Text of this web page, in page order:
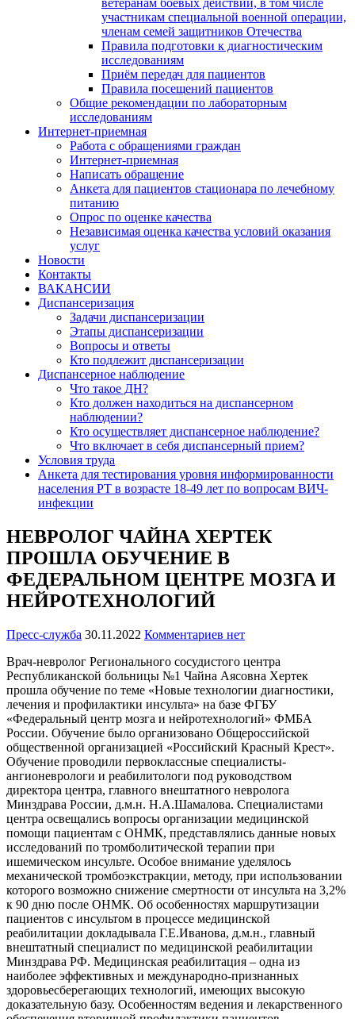
участникам специальной военной операции,
членам семей защитников Отечества
Правила подготовки к диагностическим
исследованиям
Приём передач для пациентов
Правила посещений пациентов
Общие рекомендации по лабораторным
исследованиям
Интернет-приемная
Работа с обращениями граждан
Интернет-приемная
Написать обращение
Анкета для пациентов стационара по лечебному
питанию
Опрос по оценке качества
Независимая оценка качества условий оказания
услуг
Новости
Контакты
ВАКАНСИИ
Диспансеризация
Задачи диспансеризации
Этапы диспансеризации
Вопросы и ответы
Кто подлежит диспансеризации
Диспансерное наблюдение
Что такое ДН?
Кто должен находиться на диспансерном
наблюдении?
Кто осуществляет диспансерное наблюдение?
Что включает в себя диспансерный прием?
Условия труда
Анкета для тестирования уровня информированности
населения РТ в возрасте 18-49 лет по вопросам ВИЧ-
инфекции
НЕВРОЛОГ ЧАЙНА ХЕРТЕК
ПРОШЛА ОБУЧЕНИЕ В
ФЕДЕРАЛЬНОМ ЦЕНТРЕ МОЗГА И
НЕЙРОТЕХНОЛОГИЙ
Пресс-служба 30.11.2022 Комментариев нет
Врач-невролог Регионального сосудистого центра
Республиканской больницы №1 Чайна Аясовна Хертек
прошла обучение по теме «Новые технологии диагностики,
лечения и профилактики инсульта» на базе ФГБУ
«Федеральный центр мозга и нейротехнологий» ФМБА
России. Обучение было организовано Общероссийской
общественной организацией «Российский Красный Крест».
Обучение проводили первоклассные специалисты-
ангионеврологи и реабилитологи под руководством
директора центра, главного внештатного невролога
Минздрава России, д.м.н. Н.А.Шамалова. Специалистами
центра освещались вопросы организации медицинской
помощи пациентам с ОНМК, представлялись данные новых
исследований по тромболитической терапии при
ишемическом инсульте. Особое внимание уделялось
механической тромбоэкстракции, методу, при использовании
которого возможно снижение смертности от инсульта на 3,2%
к 90 дню после ОНМК. Об особенностях маршрутизации
пациентов с инсультом в процессе медицинской
реабилитации докладывала Г.Е.Иванова, д.м.н., главный
внештатный специалист по медицинской реабилитации
Минздрава РФ. Медицинская реабилитация – одна из
наиболее эффективных и международно-признанных
здоровьесберегающих технологий, имеющих высокую
доказательную базу. Особенностям ведения и лекарственного